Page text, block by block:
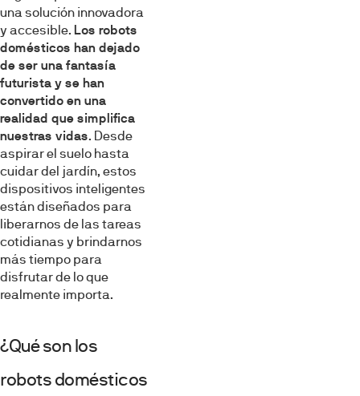
una solución innovadora
y accesible. Los robots
domésticos han dejado
de ser una fantasía
futurista y se han
convertido en una
realidad que simplifica
nuestras vidas. Desde
aspirar el suelo hasta
cuidar del jardín, estos
dispositivos inteligentes
están diseñados para
liberarnos de las tareas
cotidianas y brindarnos
más tiempo para
disfrutar de lo que
realmente importa.
¿Qué son los
robots domésticos